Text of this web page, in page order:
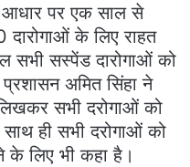
आधार पर एक साल से
के लिए राहत
सभी सस्पेंड दारोगाओं को
अमित सिंहा ने
सभी दरोगाओं को
ही सभी दरोगाओं को
लिए भी कहा है।